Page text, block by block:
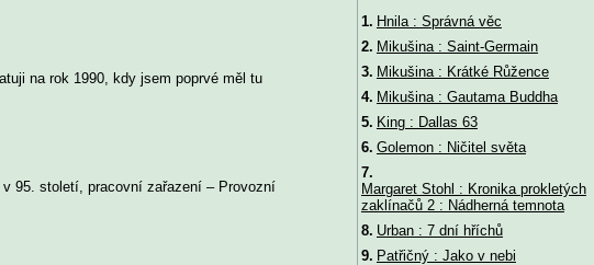
na rok 1990, kdy jsem poprvé měl tu
95. století, pracovní zařazení – Provozní
1. Hnila : Správná věc
2. Mikušina : Saint-Germain
3. Mikušina : Krátké Růžence
4. Mikušina : Gautama Buddha
5. King : Dallas 63
6. Golemon : Ničitel světa
7.
Margaret Stohl : Kronika prokletých
zaklínačů 2 : Nádherná temnota
8. Urban : 7 dní hříchů
9. Patřičný : Jako v nebi